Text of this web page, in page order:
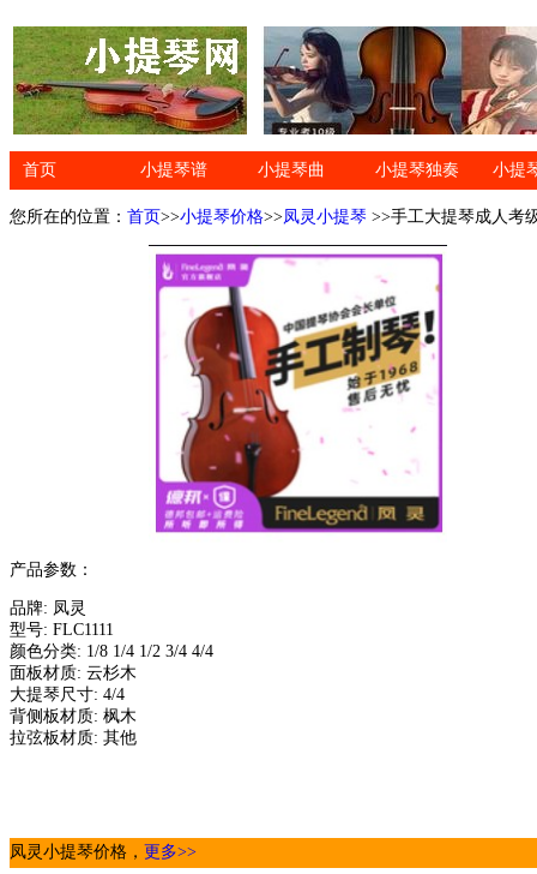
首页 小提琴谱 小提琴曲 小提琴独奏 小提
您所在的位置： 首页>>小提琴价格>>凤灵小提琴 >>手工大提琴成人考
产品参数：
品牌: 凤灵
型号: FLC1111
颜色分类: 1/8 1/4 1/2 3/4 4/4
面板材质: 云杉木
大提琴尺寸: 4/4
背侧板材质: 枫木
拉弦板材质: 其他
凤灵小提琴价格， 更多>>